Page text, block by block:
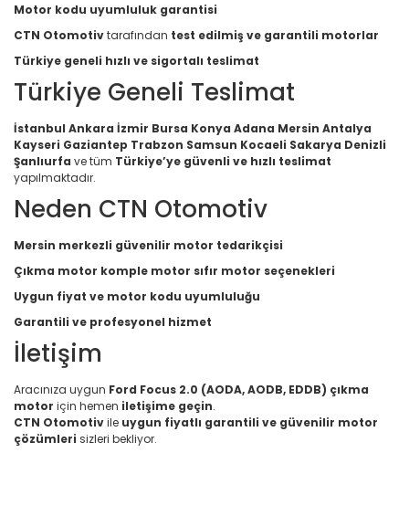
Motor kodu uyumluluk garantisi
CTN Otomotivtarafından test edilmiş ve garantili motorlar
Türkiye geneli hızlı ve sigortalı teslimat
Türkiye Geneli Teslimat
İstanbul Ankara İzmir Bursa Konya Adana Mersin Antalya
Kayseri Gaziantep Trabzon Samsun Kocaeli Sakarya Denizli
Şanlıurfa ve tüm Türkiye’ye güvenli ve hızlı teslimat
yapılmaktadır.
Neden CTN Otomotiv
Mersin merkezli güvenilir motor tedarikçisi
Çıkma motor komple motor sıfır motor seçenekleri
Uygun fiyat ve motor kodu uyumluluğu
Garantili ve profesyonel hizmet
İletişim
Aracınıza uygun Ford Focus 2.0 (AODA, AODB, EDDB) çıkma
motor için hemen iletişime geçin.
CTN Otomotivile uygun fiyatlı garantili ve güvenilir motor
çözümleri sizleri bekliyor.